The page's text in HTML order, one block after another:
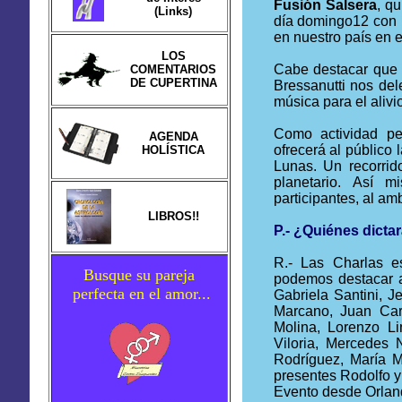
(Links)
LOS
COMENTARIOS
DE CUPERTINA
AGENDA
HOLÍSTICA
LIBROS!!
Busque su pareja
perfecta en el amor...
Fusión Salsera,
día domingo12 con
en nuestro país en
Cabe destacar
Bressanutti nos
música para el
Como actividad
ofrecerá al público
Lunas. Un
planetario.
Así
participantes, al
P.- ¿Quiénes
R.- Las Charlas
podemos
Gabriela Santini,
Marcano, Juan
Molina, Lorenzo
Viloria, Mercedes
Rodríguez, María
presentes Rodolfo
Evento desde